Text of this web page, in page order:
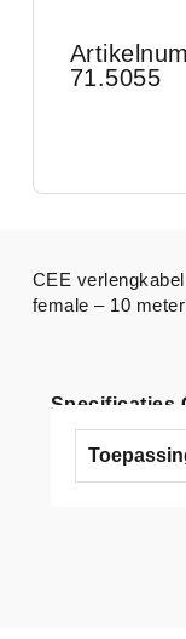
71.5055
Specificaties
CEE
female – 10